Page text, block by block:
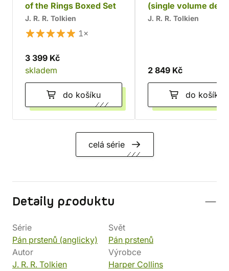
of the Rings Boxed Set
J. R. R. Tolkien
1×
3 399 Kč
skladem
do košíku
(single volume
edition)
J. R. R. Tolkien
2 849 Kč
do košíku
celá série
Detaily produktu
Série
Pán prstenů (anglicky)
Svět
Pán prstenů
Autor
J. R. R. Tolkien
Výrobce
Harper Collins